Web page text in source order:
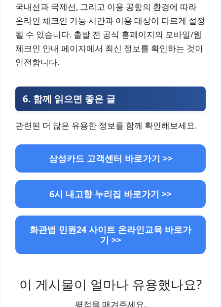
국내선과 국제선, 그리고 이용 공항의 환경에 따라
온라인 체크인 가능 시간과 이용 대상이 다르게 설정
될 수 있습니다. 출발 전 공식 홈페이지의 모바일/웹
체크인 안내 페이지에서 최신 정보를 확인하는 것이
안전합니다.
6. 함께 읽으면 좋은 글
관련된 더 많은 유용한 정보를 함께 확인해보세요.
삼성카드 고객센터 바로가기 >>
6시 내고향 누리집 바로가기 >>
화관법 민원24 사이트 온라인교육 바로가
기 >>
이 게시물이 얼마나 유용했나요?
평점을 매겨주세요.